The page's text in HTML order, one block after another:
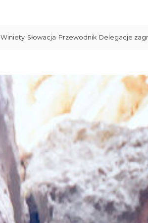
Winiety Słowacja Przewodnik Delegacje